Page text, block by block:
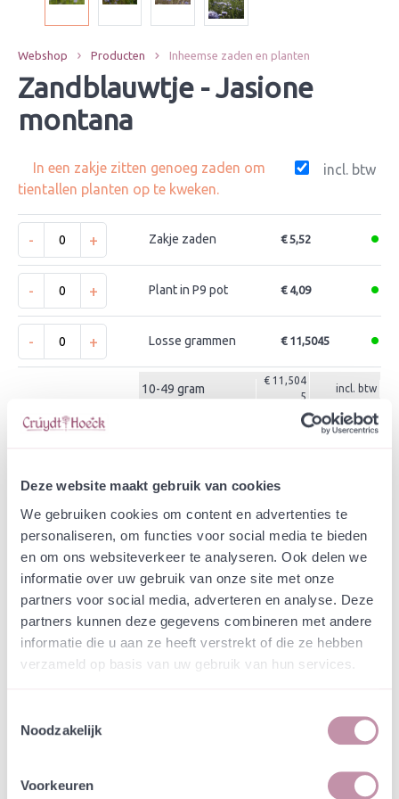
Deze website maakt gebruik van cookies
We gebruiken cookies om content en advertenties te
personaliseren, om functies voor social media te bieden
en om ons websiteverkeer te analyseren. Ook delen we
informatie over uw gebruik van onze site met onze
partners voor social media, adverteren en analyse. Deze
partners kunnen deze gegevens combineren met andere
informatie die u aan ze heeft verstrekt of die ze hebben
verzameld op basis van uw gebruik van hun services.
Noodzakelijk
Voorkeuren
Webshop Producten Inheemse zaden en planten
Zandblauwtje - Jasione
montana
In een zakje zitten genoeg zaden om
tientallen planten op te kweken.
incl. btw
- + Zakje zaden € 5,52
- + Plant in P9 pot € 4,09
- + Losse grammen € 11,5045
10-49 gram
€ 11,504
5
incl. btw
€ 5,9473 incl. btw
In winkelwagen
Natuurvriendelijke kwekerij
Jouw bestelling draagt bij aan meer biodiversiteit
Specificatie
planten en bloemen worden groter of kleiner